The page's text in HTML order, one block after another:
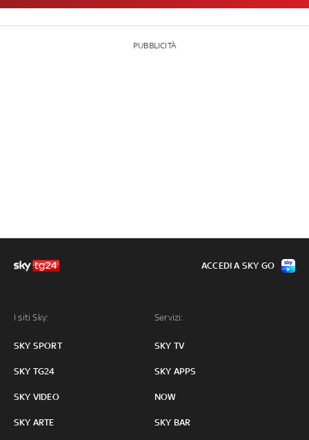
PUBBLICITÀ
I siti Sky:
SKY SPORT
SKY TG24
SKY VIDEO
SKY ARTE
Servizi:
SKY TV
SKY APPS
NOW
SKY BAR
ACCEDI A SKY GO